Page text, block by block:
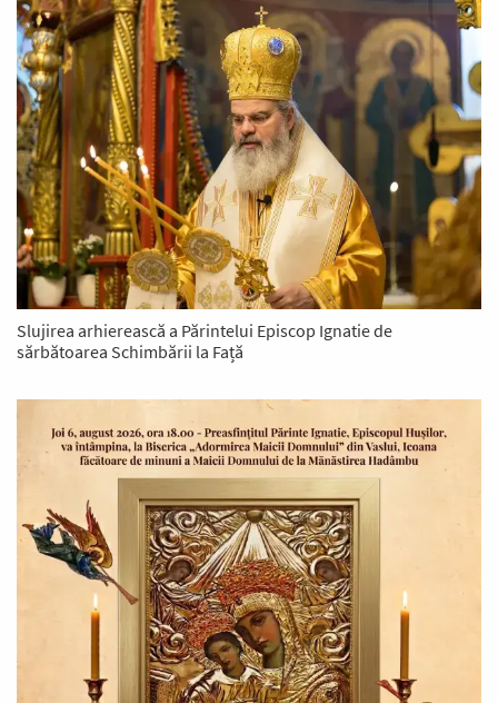
Slujirea arhierească a Părintelui Episcop Ignatie de
sărbătoarea Schimbării la Față